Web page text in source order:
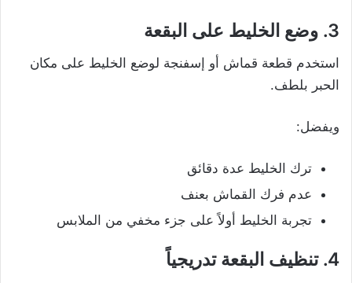
3. وضع الخليط على البقعة
استخدم قطعة قماش أو إسفنجة لوضع الخليط على مكان
الحبر بلطف.
ويفضل:
ترك الخليط عدة دقائق
عدم فرك القماش بعنف
تجربة الخليط أولاً على جزء مخفي من الملابس
4. تنظيف البقعة تدريجياً